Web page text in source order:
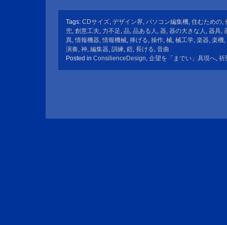
Tags: CDサイズ, デザイン界, パソコン編集機, 住むための,
兜, 創意工夫, 力不足 , 品, 品ある人 , 器, 器の大きな人 , 器具,
異,情報機器,情報機械, 捧げる, 操作, 械, 械工学, 楽器, 楽機,
演奏, 神, 編集器, 訓練, 鎧, 長ける, 音曲
Posted in ConsilienceDesign, 企望を「までい」具現へ, 祈